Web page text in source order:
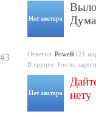
#3 Ответил: PoweR (21
В группе: Гости,
нету